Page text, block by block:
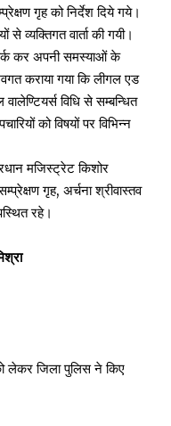
गृह को निर्देश दिये गये।
व्यक्तिगत वार्ता की गयी।
कर अपनी समस्याओं के
कराया गया कि लीगल एड
विधि से सम्बन्धित
को विषयों पर विभिन्न
मजिस्ट्रेट किशोर
गृह, अर्चना श्रीवास्तव
रहे।
जिला पुलिस ने किए